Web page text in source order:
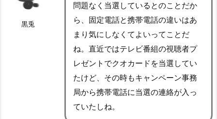
黒兎
問題なく当選しているとのことだか
ら、固定電話と携帯電話の違いはあ
まり気にしなくてよいってことだ
ね。直近ではテレビ番組の視聴者プ
レゼントでクオカードを当選してい
たけど、その時もキャンペーン事務
局から携帯電話に当選の連絡が入っ
ていたしね。